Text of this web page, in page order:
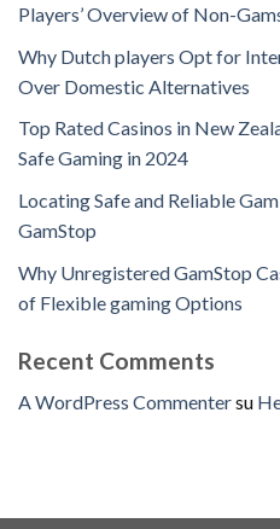
Players’ Overview of Non-
Why Dutch players Opt for
Over Domestic Alternatives
Top Rated Casinos in New
Safe Gaming in 2024
Locating Safe and Reliable
GamStop
Why Unregistered GamStop
of Flexible gaming Options
Recent Comments
A WordPress Commentersu